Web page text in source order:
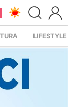
LIFESTYLE